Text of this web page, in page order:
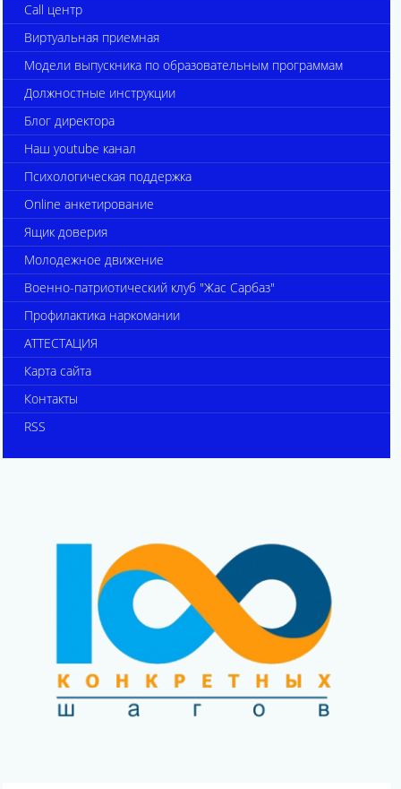
Call центр
Виртуальная приемная
Модели выпускника по образовательным программам
Должностные инструкции
Блог директора
Наш youtube канал
Психологическая поддержка
Online анкетирование
Ящик доверия
Молодежное движение
Военно-патриотический клуб "Жас Сарбаз"
Профилактика наркомании
АТТЕСТАЦИЯ
Карта сайта
Контакты
RSS